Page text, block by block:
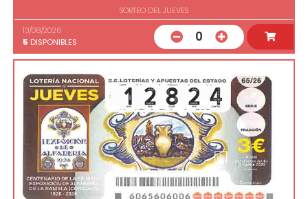
SORTEO DEL JUEVES
13/08/2026
5 DISPONIBLES 0